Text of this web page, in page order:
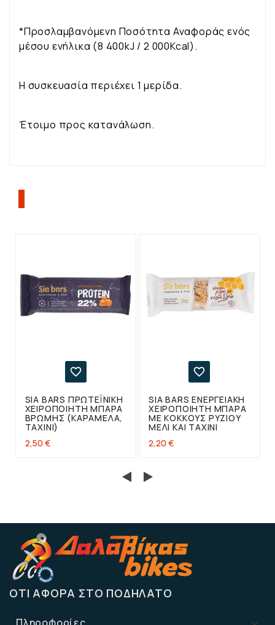
*Προσλαμβανόμενη Ποσότητα Αναφοράς ενός
μέσου ενήλικα (8 400kJ / 2 000Kcal).
Η συσκευασία περιέχει 1 μερίδα.
Έτοιμο προς κατανάλωση.

SIA BARS ΠΡΩΤΕΪΝΙΚΉ
ΧΕΙΡΟΠΟΊΗΤΗ ΜΠΆΡΑ
ΒΡΏΜΗΣ (ΚΑΡΑΜΈΛΑ,
ΤΑΧΊΝΙ)
2,50 €

SIA BARS EΝΕΡΓΕΙΑΚΉ
ΧΕΙΡΟΠΟΊΗΤΗ ΜΠΆΡΑ
ΜΕ ΚΌΚΚΟΥΣ ΡΥΖΙΟΎ
ΜΈΛΙ ΚΑΙ ΤΑΧΊΝΙ
2,20 €
ΌΤΙ ΑΦΟΡΆ ΣΤΟ ΠΟΔΉΛΑΤΟ